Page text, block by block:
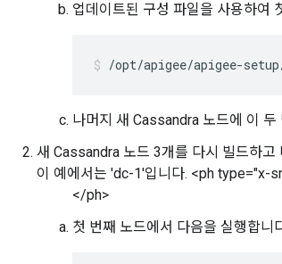
업데이트된 구성 파일을 사용하여
/opt/apigee/apigee-
나머지 새 Cassandra 노드에 이 두
새 Cassandra 노드 3개를 다시 빌드하
이 예에서는 'dc-1'입니다. <ph type="x-
</ph>
첫 번째 노드에서 다음을 실행합니